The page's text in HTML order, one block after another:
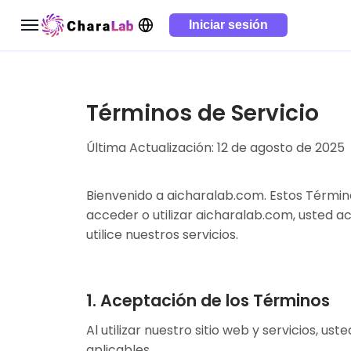
Iniciar sesión
Términos de Servicio
Última Actualización: 12 de agosto de 2025
Bienvenido a aicharalab.com. Estos
acceder o utilizar aicharalab.com, usted
utilice nuestros servicios.
1. Aceptación de los Términos
Al utilizar nuestro sitio web y servicios,